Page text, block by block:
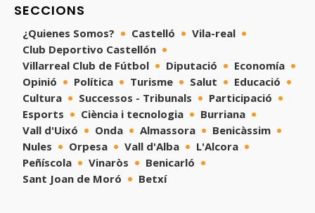
SECCIONS
¿Quienes Somos? Castelló
Vila-real
Club Deportivo Castellón
Villarreal Club de Fútbol
Diputació
Economía
Opinió
Política Turisme Salut
Educació
Cultura
Successos - Tribunals
Participació
Esports
Ciència i tecnologia
Burriana
Vall d'Uixó
Onda Almassora
Benicàssim
Nules
Orpesa Vall d'Alba
L'Alcora
Peñíscola
Vinaròs
Benicarló
Sant Joan de Moró
Betxí